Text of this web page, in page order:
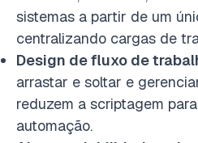
sistemas a partir de um
centralizando cargas de
Design de fluxo de
arrastar e soltar e
reduzem a scriptagem
automação.